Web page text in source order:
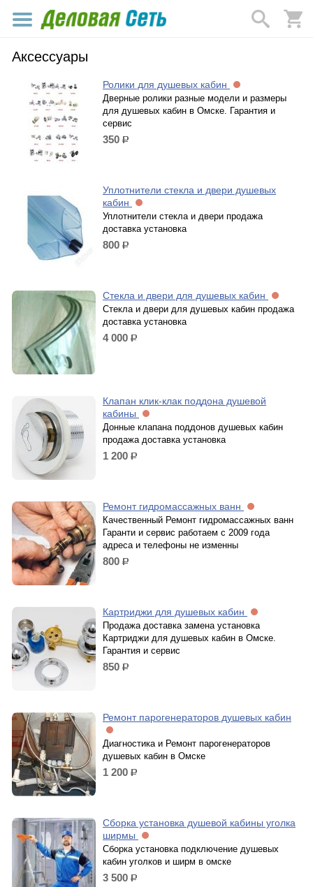
Аксессуары
Ролики для душевых кабин
Дверные ролики разные модели и размеры
для душевых кабин в Омске. Гарантия и
сервис
350 р.
Уплотнители стекла и двери душевых
кабин
Уплотнители стекла и двери продажа
доставка установка
800 р.
Стекла и двери для душевых кабин
Стекла и двери для душевых кабин продажа
доставка установка
4 000 р.
Клапан клик-клак поддона душевой
кабины
Донные клапана поддонов душевых кабин
продажа доставка установка
1 200 р.
Ремонт гидромассажных ванн
Качественный Ремонт гидромассажных ванн
Гаранти и сервис работаем с 2009 года
адреса и телефоны не изменны
800 р.
Картриджи для душевых кабин
Продажа доставка замена установка
Картриджи для душевых кабин в Омске.
Гарантия и сервис
850 р.
Ремонт парогенераторов душевых кабин
Диагностика и Ремонт парогенераторов
душевых кабин в Омске
1 200 р.
Сборка установка душевой кабины уголка
ширмы
Сборка установка подключение душевых
кабин уголков и ширм в омске
3 500 р.